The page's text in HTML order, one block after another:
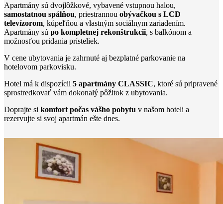
Apartmány sú dvojlôžkové, vybavené vstupnou halou,
samostatnou spálňou, priestrannou obývačkou s LCD
televízorom, kúpeľňou a vlastným sociálnym zariadením.
Apartmány sú po kompletnej rekonštrukcii, s balkónom a
možnosťou pridania prísteliek.
V cene ubytovania je zahrnuté aj bezplatné parkovanie na
hotelovom parkovisku.
Hotel má k dispozícii 5 apartmány CLASSIC, ktoré sú pripravené
sprostredkovať vám dokonalý pôžitok z ubytovania.
Doprajte si komfort počas vášho pobytu v našom hoteli a
rezervujte si svoj apartmán ešte dnes.